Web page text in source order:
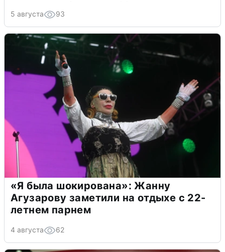
5 августа 93
«Я была шокирована»: Жанну
Агузарову заметили на отдыхе с 22-
летнем парнем
4 августа 62